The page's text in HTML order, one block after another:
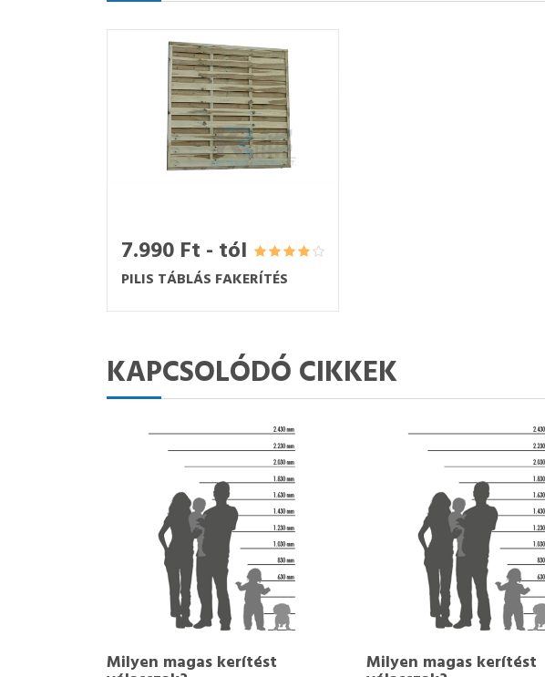
7.990 Ft - tól
PILIS TÁBLÁS FAKERÍTÉS
KAPCSOLÓDÓ CIKKEK
Milyen magas kerítést Milyen magas kerítést